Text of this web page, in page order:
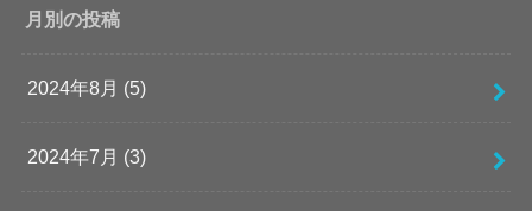
月別の投稿
2024年8月 (5)
2024年7月 (3)